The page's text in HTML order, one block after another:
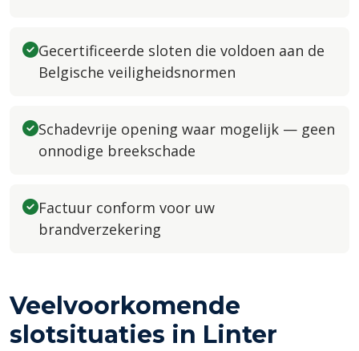
Gecertificeerde sloten die voldoen aan de
Belgische veiligheidsnormen
Schadevrije opening waar mogelijk — geen
onnodige breekschade
Factuur conform voor uw
brandverzekering
Veelvoorkomende
slotsituaties in Linter